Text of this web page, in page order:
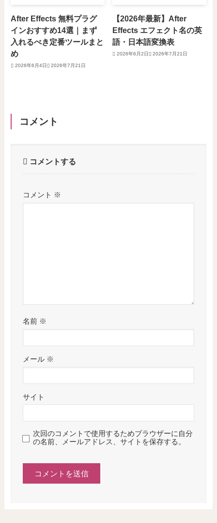
After Effects 無料プラグ
インおすすめ14選｜まず
入れるべき定番ツールまと
め
2026年6月4日 2026年7月21日
【2026年最新】After
Effects エフェクト名の英
語・日本語変換表
2026年6月2日 2026年7月21日
コメント
コメントする
コメント ※
名前 ※
メール ※
サイト
次回のコメントで使用するためブラウザーに自分
の名前、メールアドレス、サイトを保存する。